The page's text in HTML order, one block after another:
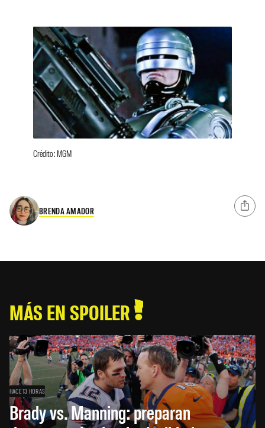
Crédito: MGM
BRENDA AMADOR
MÁS EN SPOILER
HACE 13 HORAS
Brady vs. Manning: preparan